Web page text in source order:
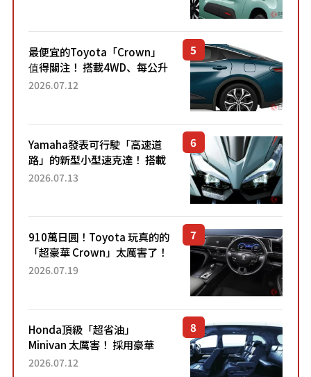
最便宜的Toyota「Crown」
值得關注！ 搭載4WD、每公升
22.4公里低油耗表現超亮眼！
2026.07.12
Yamaha發表可行駛「高速道
路」的新型小型速克達！ 搭載
能享受超強勁「渦輪感」的動
2026.07.13
910萬日圓！Toyota 玩真的的
「超豪華 Crown」太厲害了！
採用由「匠人技藝」打造的
2026.07.19
Honda頂級「超省油」
Minivan 太厲害！ 採用豪華
「真皮座椅」與專屬「黑色內
2026.07.12